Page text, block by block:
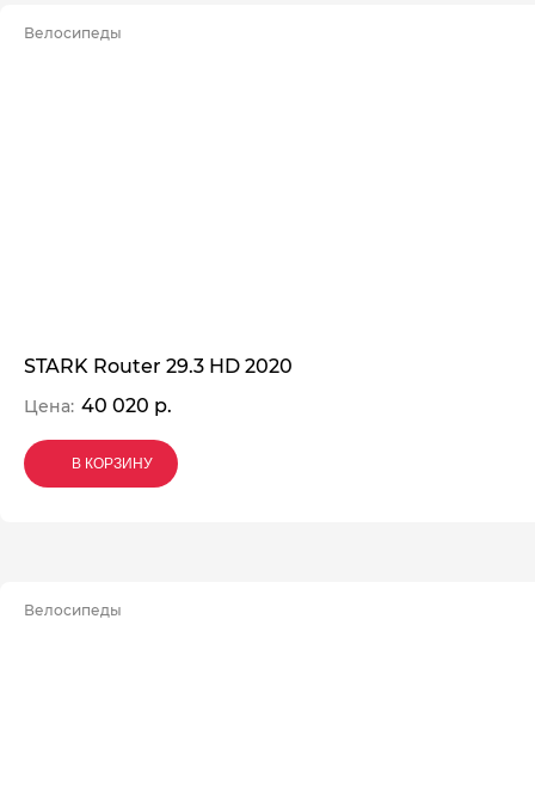
Велосипеды
STARK Router 29.3 HD 2020
Цена: 40 020 р.
В КОРЗИНУ
В КОРЗИНУ
В КОРЗИНУ
Велосипеды